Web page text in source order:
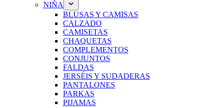
NIÑA
BLUSAS Y CAMISAS
CALZADO
CAMISETAS
CHAQUETAS
COMPLEMENTOS
CONJUNTOS
FALDAS
JERSÉIS Y SUDADERAS
PANTALONES
PARKAS
PIJAMAS